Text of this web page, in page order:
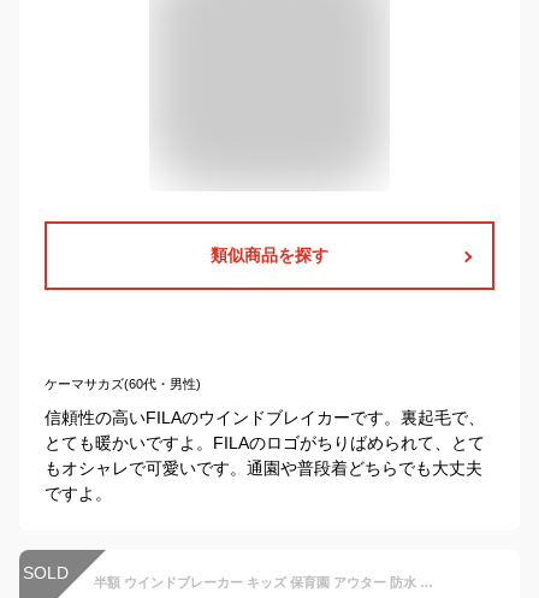
類似商品を探す
ケーマサカズ(60代・男性)
信頼性の高いFILAのウインドブレイカーです。裏起毛で、
とても暖かいですよ。FILAのロゴがちりばめられて、とて
もオシャレで可愛いです。通園や普段着どちらでも大丈夫
ですよ。
SOLD 半額 ウインドブレーカー キッズ 保育園 アウター 防水 スタンプル 男の子 女の子 ポケッタブル アウトドア 子供 幼稚園 入園グッズ stample おしゃれ 入園準備 レインウェア 小学校 入学準備 泥遊び ピンク ブルー イエロー 雨具 【RCP】▲ P0